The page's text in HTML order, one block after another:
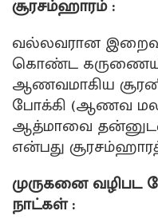
சூரசம்ஹாரம் :
வல்லவரான
கொண்ட
ஆணவமாகிய
போக்கி (ஆணவ
ஆத்மாவை
என்பது
முருகனை வழிபட
நாட்கள் :